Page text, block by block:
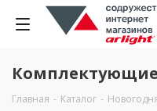
Комплектующие
Главная - Каталог -